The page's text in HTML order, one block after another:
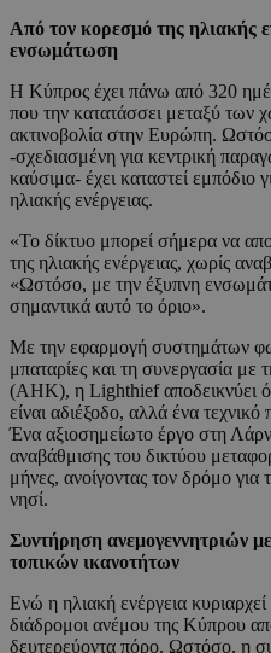
Από τον κορεσμό της ηλιακής
ενσωμάτωση
Η Κύπρος έχει πάνω από 320
που την κατατάσσει μεταξύ των
ακτινοβολία στην Ευρώπη.
-σχεδιασμένη για κεντρική
καύσιμα- έχει καταστεί εμπόδιο
ηλιακής ενέργειας.
«Το δίκτυο μπορεί σήμερα να
της ηλιακής ενέργειας, χωρίς
«Ωστόσο, με την έξυπνη
σημαντικά αυτό το όριο».
Με την εφαρμογή συστημάτων
μπαταρίες και τη συνεργασία
(ΑΗΚ), η Lighthief αποδεικνύει
είναι αδιέξοδο, αλλά ένα
Ένα αξιοσημείωτο έργο στη
αναβάθμισης του δικτύου
μήνες, ανοίγοντας τον δρόμο
νησί.
Συντήρηση ανεμογεννητριών
τοπικών ικανοτήτων
Ενώ η ηλιακή ενέργεια
διάδρομοι ανέμου της Κύπρου
δευτερεύοντα πόρο. Ωστόσο, η